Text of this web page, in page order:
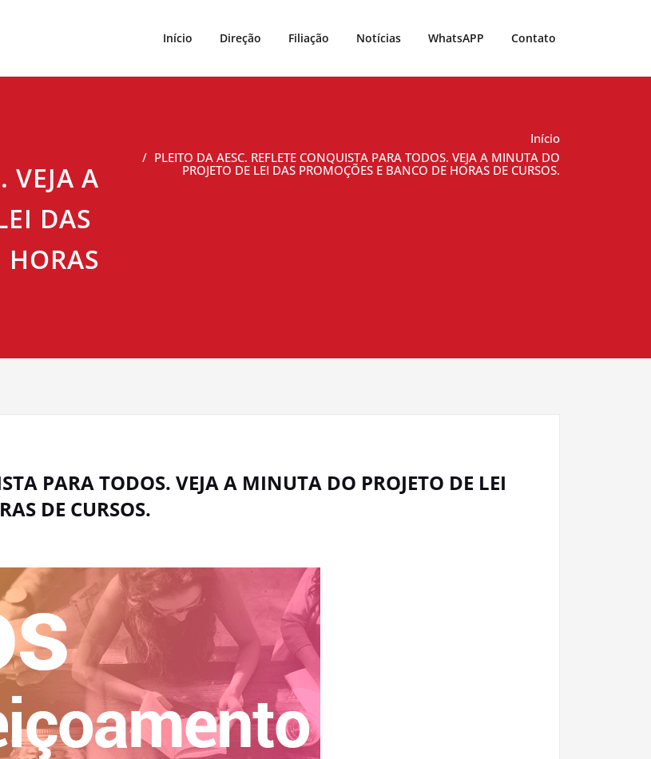
Início Direção Filiação Notícias WhatsAPP Contato
VEJA A
DAS
HORAS
Início
PLEITO DA AESC. REFLETE CONQUISTA PARA TODOS. VEJA A MINUTA DO
PROJETO DE LEI DAS PROMOÇÕES E BANCO DE HORAS DE CURSOS.
PARA TODOS. VEJA A MINUTA DO PROJETO DE LEI
DE CURSOS.